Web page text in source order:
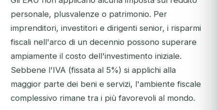
personale, plusvalenze o patrimonio. Per
imprenditori, investitori e dirigenti senior, i risparmi
fiscali nell'arco di un decennio possono superare
ampiamente il costo dell'investimento iniziale.
Sebbene l'IVA (fissata al 5%) si applichi alla
maggior parte dei beni e servizi, l'ambiente fiscale
complessivo rimane tra i più favorevoli al mondo.